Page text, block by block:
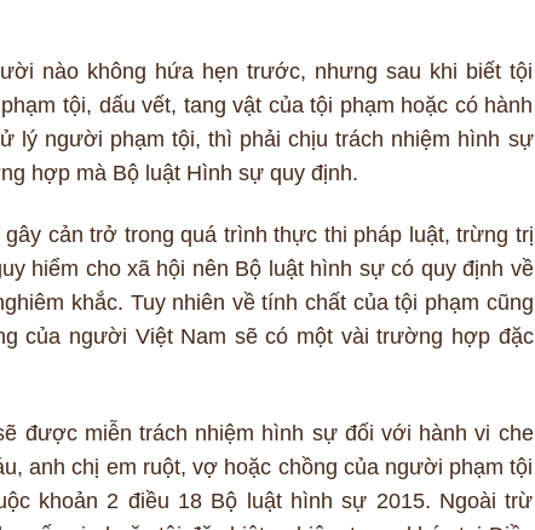
nào không hứa hẹn trước, nhưng sau khi biết tội
tội, dấu vết, tang vật của tội phạm hoặc có hành
lý người phạm tội, thì phải chịu trách nhiệm hình sự
hợp mà Bộ luật Hình sự quy định.
cản trở trong quá trình thực thi pháp luật, trừng trị
hiểm cho xã hội nên Bộ luật hình sự có quy định về
khắc. Tuy nhiên về tính chất của tội phạm cũng
của người Việt Nam sẽ có một vài trường hợp đặc
được miễn trách nhiệm hình sự đối với hành vi che
anh chị em ruột, vợ hoặc chồng của người phạm tội
khoản 2 điều 18 Bộ luật hình sự 2015. Ngoài trừ